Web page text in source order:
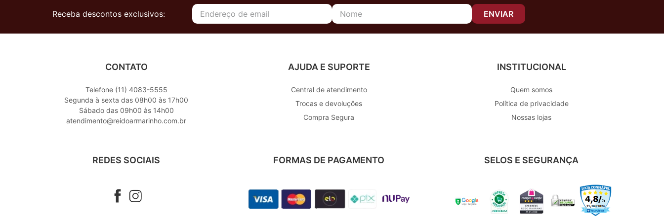
Receba descontos exclusivos: ENVIAR
CONTATO
Telefone (11) 4083-5555
Segunda à sexta das 08h00 às 17h00
Sábado das 09h00 às 14h00
atendimento@reidoarmarinho.com.br
AJUDA E SUPORTE
Central de atendimento
Trocas e devoluções
Compra Segura
INSTITUCIONAL
Quem somos
Política de privacidade
Nossas lojas
REDES SOCIAIS FORMAS DE PAGAMENTO SELOS E SEGURANÇA